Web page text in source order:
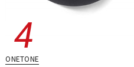
ONETONE